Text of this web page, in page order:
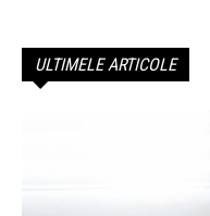
ULTIMELE ARTICOLE